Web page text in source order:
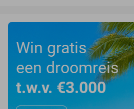
Win gratis
een droomreis
t.w.v. €3.000